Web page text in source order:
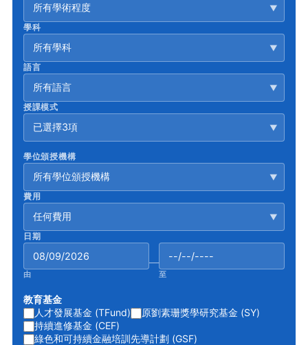
所有學術程度 ▼
學科
所有學科 ▼
語言
所有語言 ▼
授課模式
已選擇3項 ▼
學位頒授機構
所有學位頒授機構 ▼
費用
任何費用 ▼
日期
由
—
至
教育基金
人才發展基金 (TFund)
原劉素珊獎學研究基金 (SY)
持續進修基金 (CEF)
綠色和可持續金融培訓先導計劃 (GSF)